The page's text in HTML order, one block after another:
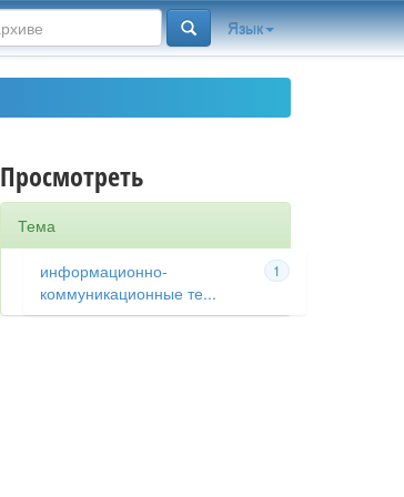
Язык
Просмотреть
Тема
1
информационно-
коммуникационные те...